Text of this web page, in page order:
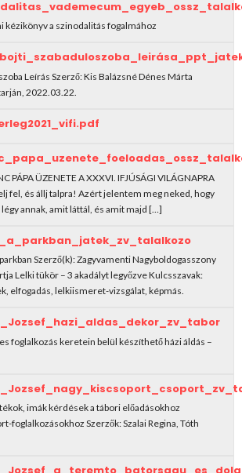
kézikönyv a szinodalitás fogalmához
Leírás Szerző: Kis Balázsné Dénes Márta
2022.03.22.
PÁPA ÜZENETE A XXXVI. IFJÚSÁGI VILÁGNAPRA
fel, és állj talpra! Azért jelentem meg neked, hogy
annak, amit láttál, és amit majd […]
Szerző(k): Zagyvamenti Nagyboldogasszony
Lelki tükör – 3 akadályt legyőzve Kulcsszavak:
elfogadás, lelkiismeret-vizsgálat, képmás.
foglalkozás keretein belül készíthető házi áldás –
imák kérdések a tábori előadásokhoz
foglalkozásokhoz Szerzők: Szalai Regina, Tóth